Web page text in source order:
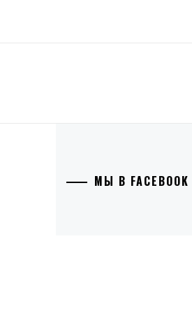
МЫ В FACEBOOK